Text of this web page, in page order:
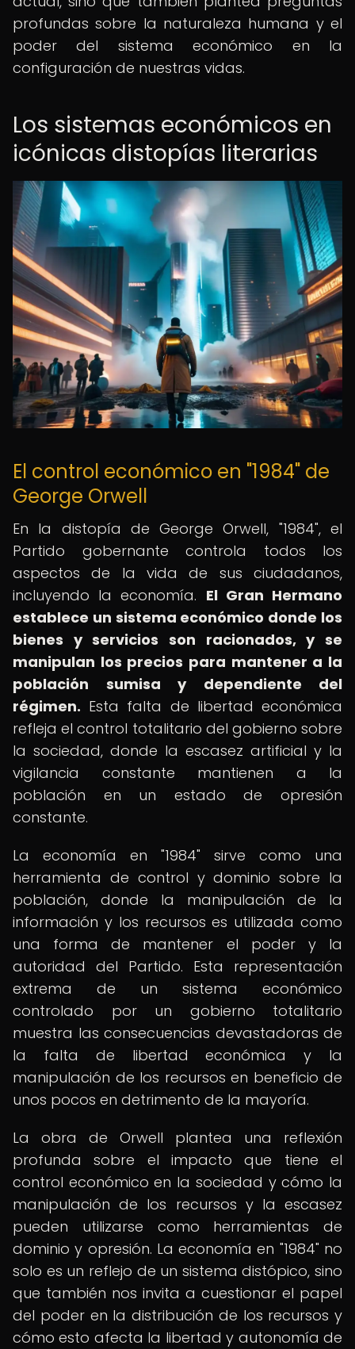
profundas sobre la naturaleza humana y el
poder del sistema económico en la
configuración de nuestras vidas.
Los sistemas económicos en
icónicas distopías literarias
El control económico en "1984" de
George Orwell
En la distopía de George Orwell, "1984", el
Partido gobernante controla todos los
aspectos de la vida de sus ciudadanos,
incluyendo la economía. El Gran Hermano
establece un sistema económico donde los
bienes y servicios son racionados, y se
manipulan los precios para mantener a la
población sumisa y dependiente del
régimen. Esta falta de libertad económica
refleja el control totalitario del gobierno sobre
la sociedad, donde la escasez artificial y la
vigilancia constante mantienen a la
población en un estado de opresión
constante.
La economía en "1984" sirve como una
herramienta de control y dominio sobre la
población, donde la manipulación de la
información y los recursos es utilizada como
una forma de mantener el poder y la
autoridad del Partido. Esta representación
extrema de un sistema económico
controlado por un gobierno totalitario
muestra las consecuencias devastadoras de
la falta de libertad económica y la
manipulación de los recursos en beneficio de
unos pocos en detrimento de la mayoría.
La obra de Orwell plantea una reflexión
profunda sobre el impacto que tiene el
control económico en la sociedad y cómo la
manipulación de los recursos y la escasez
pueden utilizarse como herramientas de
dominio y opresión. La economía en "1984" no
solo es un reflejo de un sistema distópico, sino
que también nos invita a cuestionar el papel
del poder en la distribución de los recursos y
cómo esto afecta la libertad y autonomía de